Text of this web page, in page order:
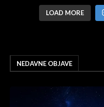
LOAD MORE
NEDAVNE OBJAVE